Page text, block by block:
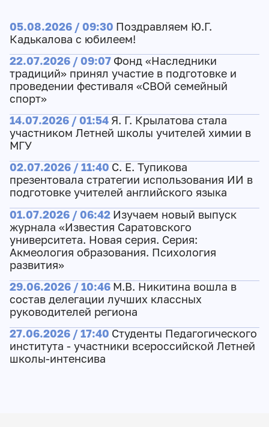
05.08.2026 / 09:30 Поздравляем Ю.Г.
Кадькалова с юбилеем!
22.07.2026 / 09:07 Фонд «Наследники
традиций» принял участие в подготовке и
проведении фестиваля «СВОй семейный
спорт»
14.07.2026 / 01:54 Я. Г. Крылатова стала
участником Летней школы учителей химии в
МГУ
02.07.2026 / 11:40 С. Е. Тупикова
презентовала стратегии использования ИИ в
подготовке учителей английского языка
01.07.2026 / 06:42 Изучаем новый выпуск
журнала «Известия Саратовского
университета. Новая серия. Серия:
Акмеология образования. Психология
развития»
29.06.2026 / 10:46 М.В. Никитина вошла в
состав делегации лучших классных
руководителей региона
27.06.2026 / 17:40 Студенты Педагогического
института - участники всероссийской Летней
школы-интенсива